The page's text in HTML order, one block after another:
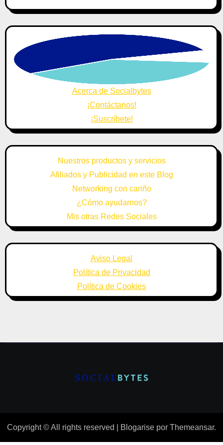
Acerca de Socialbytes
¡Contáctanos!
¡Suscríbete!
Nuestros productos y servicios
Afiliados y Publicidad en este Blog
Networking con cariño
¿Cómo ayudarnos?
Mis otras Redes Sociales
Aviso Legal
Política de Privacidad
Política de Cookies
Copyright © All rights reserved Blogarise por Themeansar.